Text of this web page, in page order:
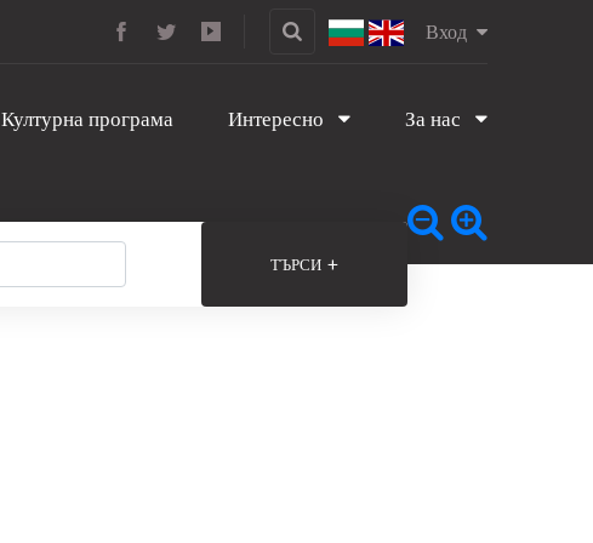
Вход
Културна програма Интересно За нас
ТЪРСИ +